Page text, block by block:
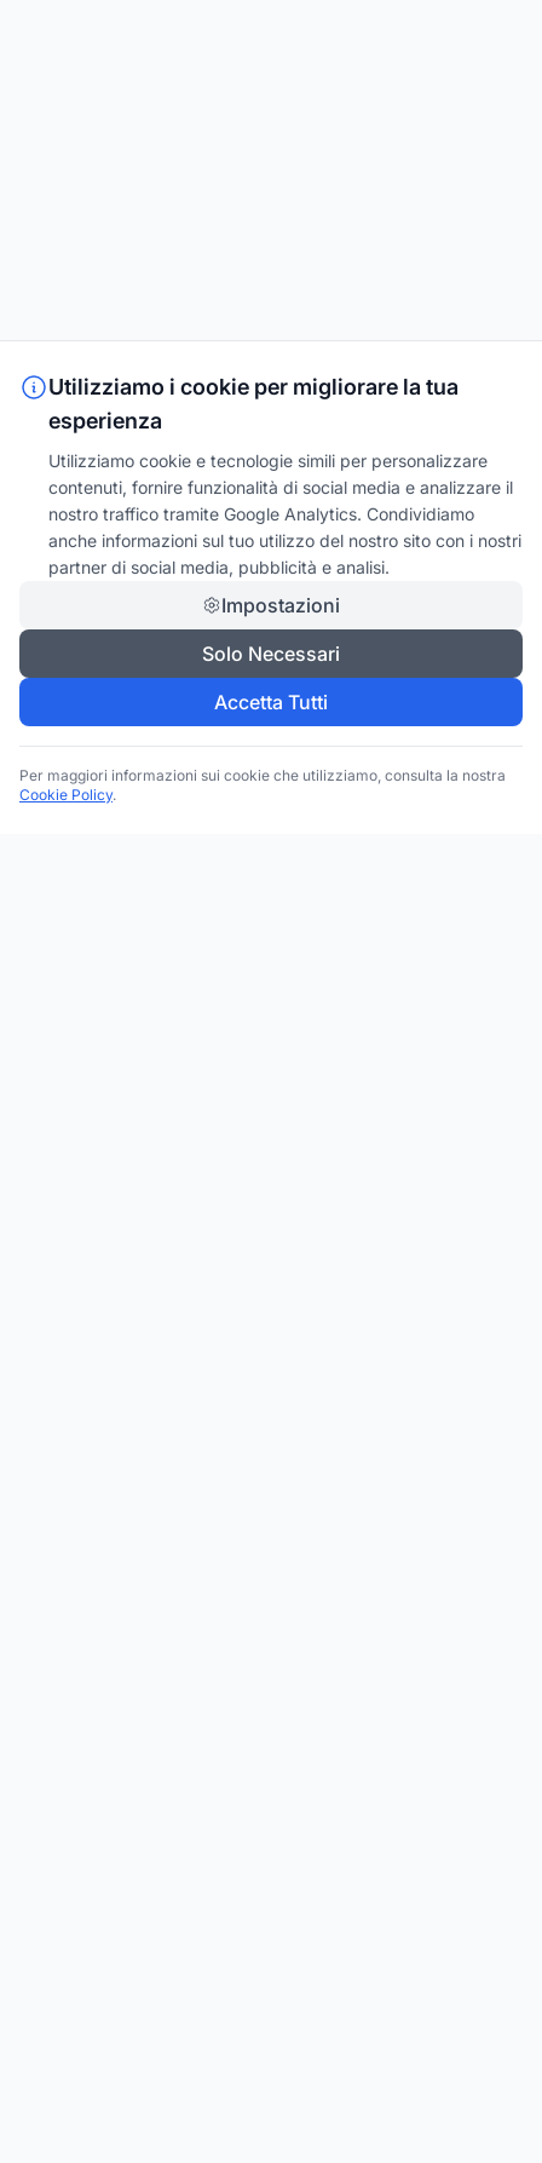
Utilizziamo i cookie per migliorare la tua
esperienza
Utilizziamo cookie e tecnologie simili per personalizzare
contenuti, fornire funzionalità di social media e analizzare il
nostro traffico tramite Google Analytics. Condividiamo
anche informazioni sul tuo utilizzo del nostro sito con i nostri
partner di social media, pubblicità e analisi.
Impostazioni
Solo Necessari
Accetta Tutti
Per maggiori informazioni sui cookie che utilizziamo, consulta la nostra
Cookie Policy.